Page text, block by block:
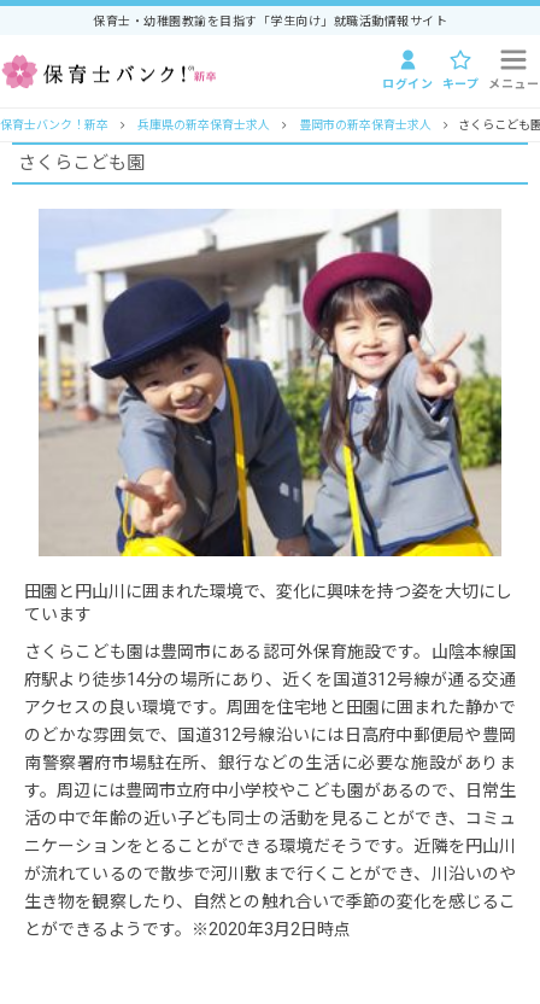
保育士・幼稚園教諭を目指す「学生向け」就職活動情報サイト
ログイン キープ メニュー
保育士バンク！新卒 兵庫県の新卒保育士求人 豊岡市の新卒保育士求人 さくらこども
さくらこども園
田園と円山川に囲まれた環境で、変化に興味を持つ姿を大切にし
ています
さくらこども園は豊岡市にある認可外保育施設です。山陰本線国
府駅より徒歩14分の場所にあり、近くを国道312号線が通る交通
アクセスの良い環境です。周囲を住宅地と田園に囲まれた静かで
のどかな雰囲気で、国道312号線沿いには日高府中郵便局や豊岡
南警察署府市場駐在所、銀行などの生活に必要な施設がありま
す。周辺には豊岡市立府中小学校やこども園があるので、日常生
活の中で年齢の近い子ども同士の活動を見ることができ、コミュ
ニケーションをとることができる環境だそうです。近隣を円山川
が流れているので散歩で河川敷まで行くことができ、川沿いのや
生き物を観察したり、自然との触れ合いで季節の変化を感じるこ
とができるようです。※2020年3月2日時点